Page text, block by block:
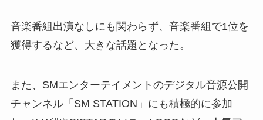
音楽番組出演なしにも関わらず、音楽番組で1位を
獲得するなど、大きな話題となった。
また、SMエンターテイメントのデジタル音源公開
チャンネル「SM STATION」にも積極的に参加